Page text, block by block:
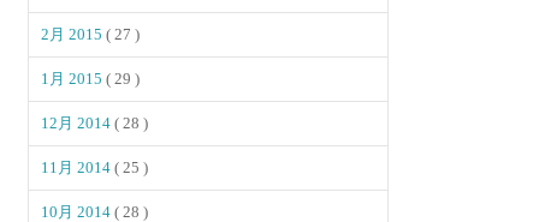
2月 2015( 27 )
1月 2015( 29 )
12月 2014( 28 )
11月 2014( 25 )
10月 2014( 28 )